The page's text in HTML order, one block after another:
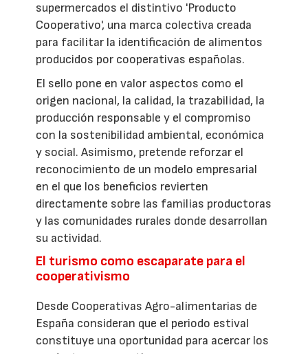
supermercados el distintivo 'Producto
Cooperativo', una marca colectiva creada
para facilitar la identificación de alimentos
producidos por cooperativas españolas.
El sello pone en valor aspectos como el
origen nacional, la calidad, la trazabilidad, la
producción responsable y el compromiso
con la sostenibilidad ambiental, económica
y social. Asimismo, pretende reforzar el
reconocimiento de un modelo empresarial
en el que los beneficios revierten
directamente sobre las familias productoras
y las comunidades rurales donde desarrollan
su actividad.
El turismo como escaparate para el
cooperativismo
Desde Cooperativas Agro-alimentarias de
España consideran que el periodo estival
constituye una oportunidad para acercar los